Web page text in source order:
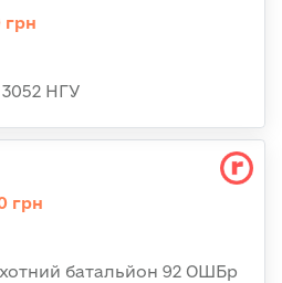
грн
3052 НГУ
грн
батальйон 92 ОШБр